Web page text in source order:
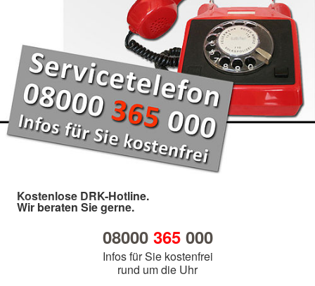
Kostenlose DRK-Hotline.
Wir beraten Sie gerne.
08000 365000
Infos für Sie kostenfrei
rund um die Uhr